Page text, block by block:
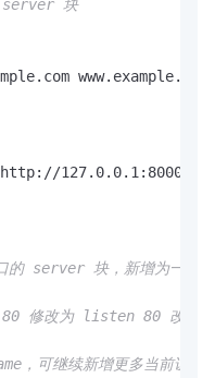
server 块
http://127.0.0.1:8000;
的 server 块，新增为一个
修改为 listen 80 改
，可继续新增更多当前证书